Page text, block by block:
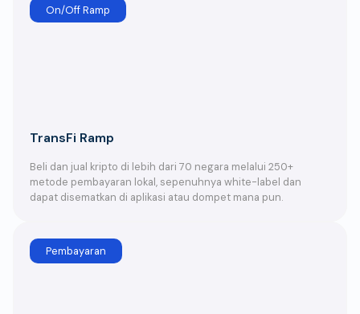
On/Off Ramp
TransFi Ramp
Beli dan jual kripto di lebih dari 70 negara melalui 250+
metode pembayaran lokal, sepenuhnya white-label dan
dapat disematkan di aplikasi atau dompet mana pun.
Pembayaran